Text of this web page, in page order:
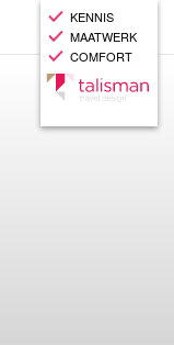
KENNIS
MAATWERK
COMFORT